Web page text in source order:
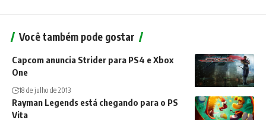
Você também pode gostar
Capcom anuncia Strider para PS4 e Xbox
One
18 de julho de 2013
Rayman Legends está chegando para o PS
Vita